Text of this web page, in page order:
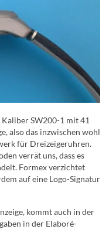
SW200-1 mit 41
also das inzwischen wohl
für Dreizeigeruhren.
verrät uns, dass es
Formex verzichtet
auf eine Logo-Signatur
kommt auch in der
in der Elaboré-